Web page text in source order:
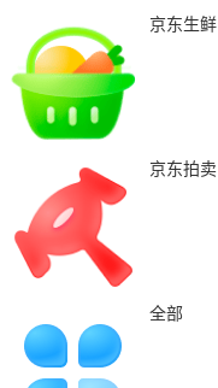
京东生鲜
京东拍卖
全部